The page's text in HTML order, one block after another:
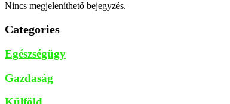
Nincs megjeleníthető bejegyzés.
Categories
Egészségügy
Gazdaság